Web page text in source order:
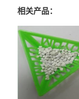
相关产品：